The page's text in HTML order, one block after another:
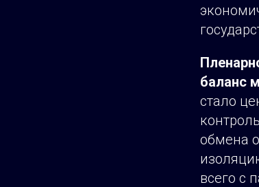
баланс
стало
обмена
всего с